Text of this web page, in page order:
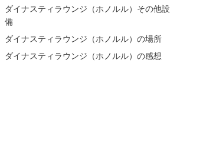
ダイナスティラウンジ（ホノルル）その他設
備
ダイナスティラウンジ（ホノルル）の場所
ダイナスティラウンジ（ホノルル）の感想